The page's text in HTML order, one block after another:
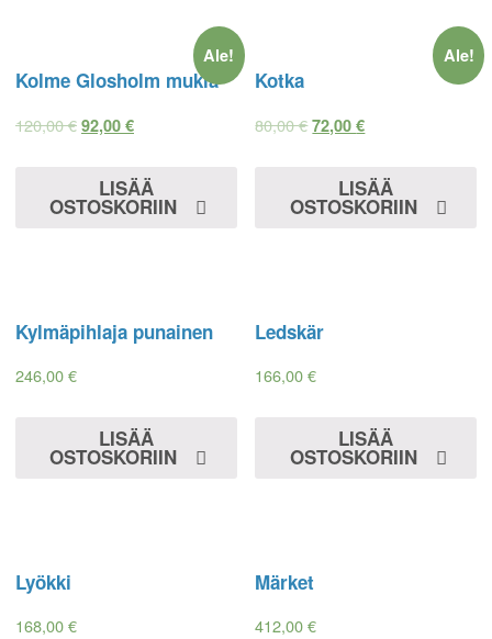
Ale!
Kolme Glosholm mukia
120,00€ 92,00 €
LISÄÄ
OSTOSKORIIN
Ale!
Kotka
80,00€ 72,00€
LISÄÄ
OSTOSKORIIN
Kylmäpihlaja punainen
246,00€
LISÄÄ
OSTOSKORIIN
Ledskär
166,00€
LISÄÄ
OSTOSKORIIN
Lyökki
168,00€
Märket
412,00€